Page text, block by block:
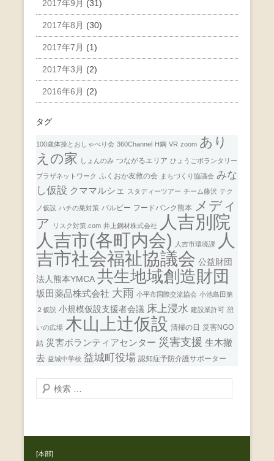
2017年9月 (31)
2017年8月 (30)
2017年7月 (1)
2017年3月 (2)
2016年6月 (2)
タグ
100歳体操とおしゃべり会 360Channel H鋼 VR zoom あり
えの家
しょんのみ つながるエリア ひょうごボランタリー
プラザネットワーク ふくおか友救の会 まちづくり協議会 みな
し仮設 クママルシェ スタディーツアー チーム藤沢 テク
ノ仮設 ハチの巣対策 バルビー フードバンク熊本 メディ
ア
リスク対策.com 井上鋼材株式会社
人吉別院
人吉市(各町内会)
人吉市環境課
人
吉市社会福祉協議会 公益財団
法人熊本YMCA 共生地域創造財団
坂田薬品株式会社 大雨 小平市国際交流協会 小池島田第
２仮説 小規模仮設支援者会議 床上浸水 建設業許可 憩
いの広場 木山上辻仮設 清掃の日 災害NGO
結 災害ボランティアセンター 災害支援 生木撤
去 益城中学校 益城町役場 認知症予防介護サポーター
検
索
[本部]